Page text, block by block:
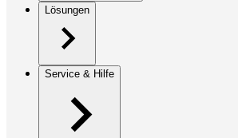
Lösungen
Service & Hilfe